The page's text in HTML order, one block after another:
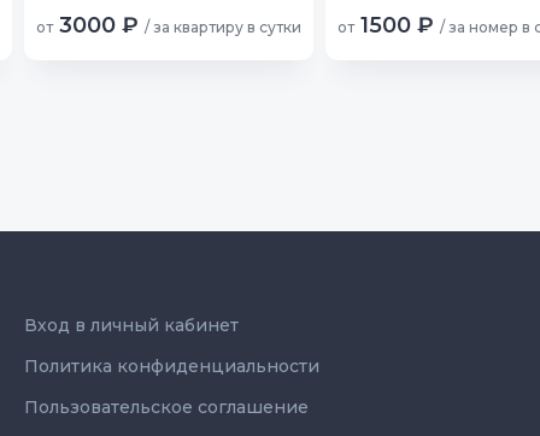
от 3000 ₽ / за квартиру в сутки от 1500 ₽ / за номер в
Вход в личный кабинет
Политика конфиденциальности
Пользовательское соглашение